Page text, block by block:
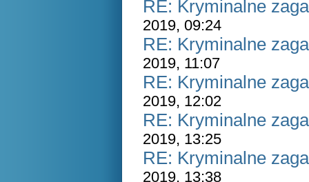
RE: Kryminalne
2019, 09:24
RE: Kryminalne
2019, 11:07
RE: Kryminalne
2019, 12:02
RE: Kryminalne
2019, 13:25
RE: Kryminalne
2019, 13:38